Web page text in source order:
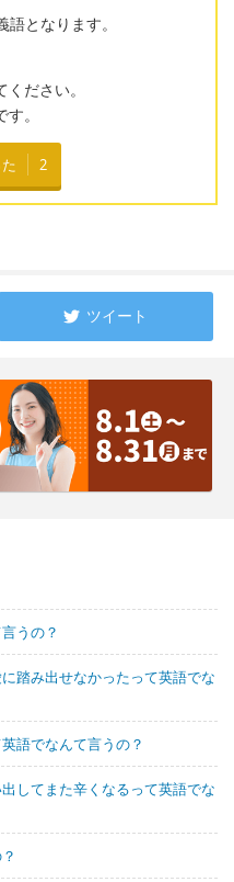
となります。
ださい。
。
2
ツイート
うの？
踏み出せなかったって英語でな
語でなんて言うの？
してまた辛くなるって英語でな